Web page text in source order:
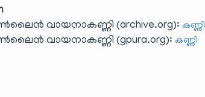
വായനാകണ്ണി (archive.org): കണ്ണി
വായനാകണ്ണി (gpura.org): കണ്ണി